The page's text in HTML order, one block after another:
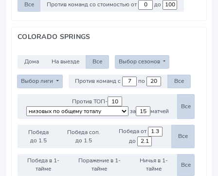
Все Против команд со стоимостью от до
COLORADO SPRINGS
Дома На выезде Все Выбор сезонов
Выбор лиги Против команд с по Все
Против ТОП-
за
матчей
Все
Победа
до 1.5
Победа соп.
до 1.5
Победа от
до
Все
Победа в 1-
тайме
Поражение в 1-
тайме
Ничья в 1-
тайме
Все